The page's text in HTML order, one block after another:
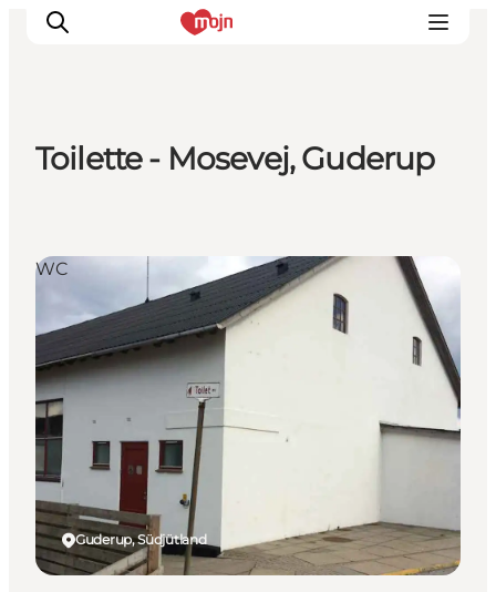
Events
Übernachtung
Plane deine Reise
Booking
Toilette - Mosevej, Guderup
Guderup, Südjütland
WC